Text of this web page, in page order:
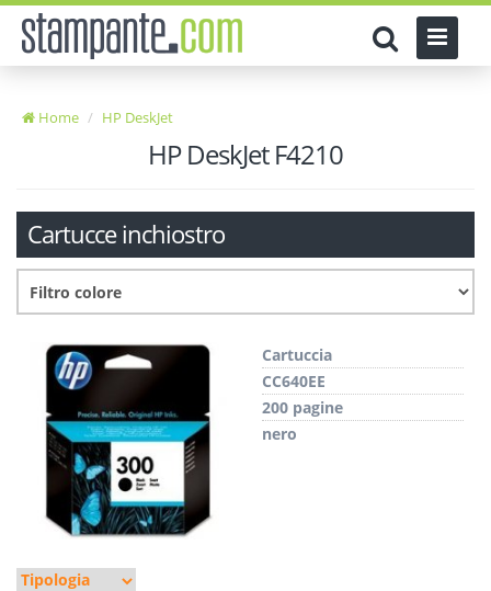
Home HP DeskJet
HP DeskJet F4210
Cartucce inchiostro
Cartuccia
CC640EE
200 pagine
nero